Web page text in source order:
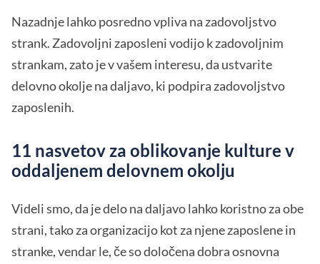
Nazadnje lahko posredno vpliva na zadovoljstvo
strank. Zadovoljni zaposleni vodijo k zadovoljnim
strankam, zato je v vašem interesu, da ustvarite
delovno okolje na daljavo, ki podpira zadovoljstvo
zaposlenih.
11 nasvetov za oblikovanje kulture v
oddaljenem delovnem okolju
Videli smo, da je delo na daljavo lahko koristno za obe
strani, tako za organizacijo kot za njene zaposlene in
stranke, vendar le, če so določena dobra osnovna